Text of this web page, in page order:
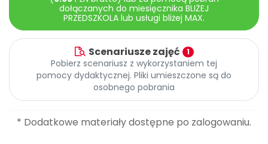
Archiwalne numery
Pomoc
Promocje
dołączanych do miesięcznika BLIŻEJ
PRZEDSZKOLA lub usługi bliżej MAX.
Scenariusze zajęć 1
Pobierz scenariusz z wykorzystaniem tej
pomocy dydaktycznej. Pliki umieszczone są do
osobnego pobrania
* Dodatkowe materiały dostępne po zalogowaniu.